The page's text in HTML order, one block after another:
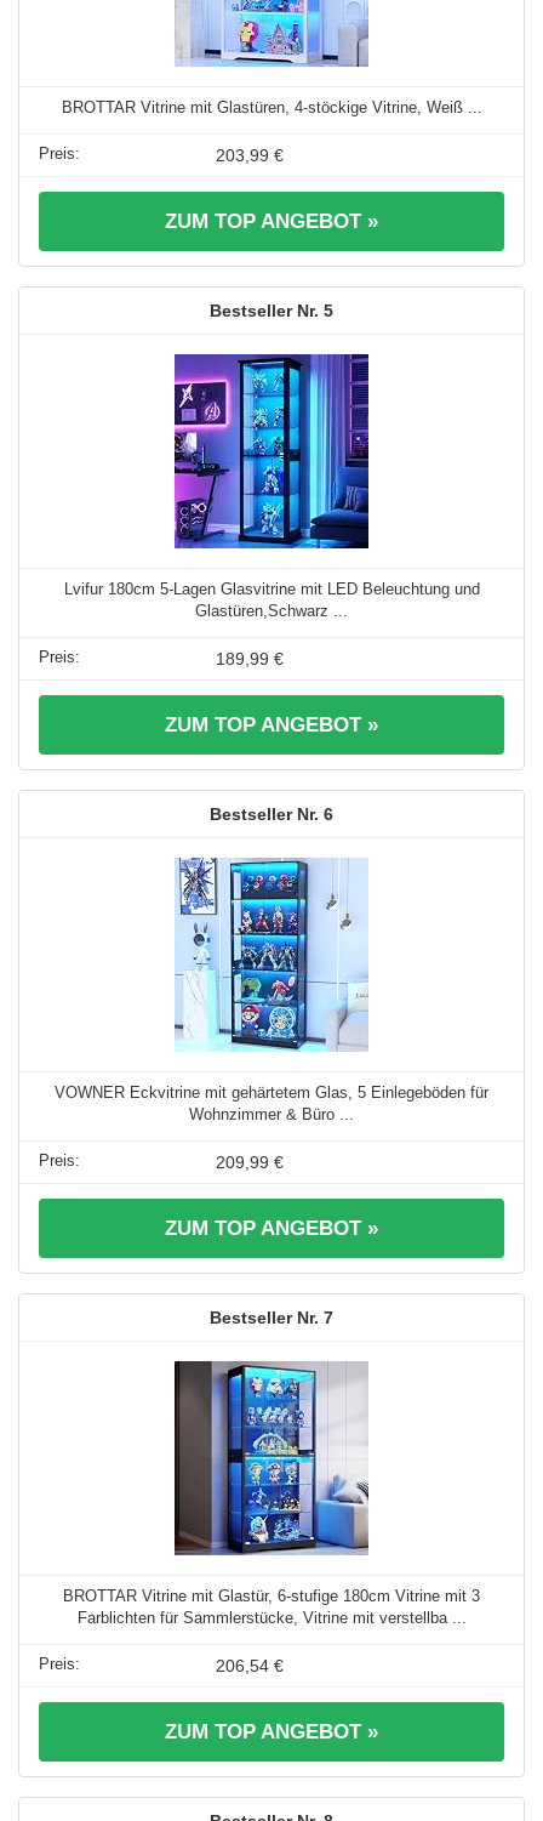
BROTTAR Vitrine mit Glastüren, 4-stöckige Vitrine, Weiß ...
203,99 €
ZUM TOP ANGEBOT »
5
Lvifur 180cm 5-Lagen Glasvitrine mit LED Beleuchtung und
Glastüren,Schwarz ...
189,99 €
ZUM TOP ANGEBOT »
6
VOWNER Eckvitrine mit gehärtetem Glas, 5 Einlegeböden für
Wohnzimmer & Büro ...
209,99 €
ZUM TOP ANGEBOT »
7
BROTTAR Vitrine mit Glastür, 6-stufige 180cm Vitrine mit 3
Farblichten für Sammlerstücke, Vitrine mit verstellba ...
206,54 €
ZUM TOP ANGEBOT »